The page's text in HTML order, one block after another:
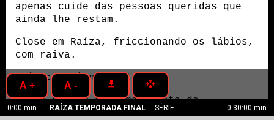
0:00 min RAÍZA TEMPORADA FINAL SÉRIE 0:30:00 min
A + A - get_app open_with
apenas cuide das pessoas queridas que
ainda lhe restam.
Close em Raíza, friccionando os lábios,
com raiva.
RAÍZA: Você não vai/
E ela dá com a mesma garota de
sobretudo no início da cena que sai